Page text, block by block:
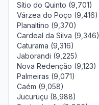
Sítio do Quinto (9,701)
Várzea do Poço (9,416)
Planaltino (9,370)
Cardeal da Silva (9,346)
Caturama (9,316)
Jaborandi (9,225)
Nova Redenção (9,123)
Palmeiras (9,071)
Caém (9,058)
Jucuruçu (8,988)